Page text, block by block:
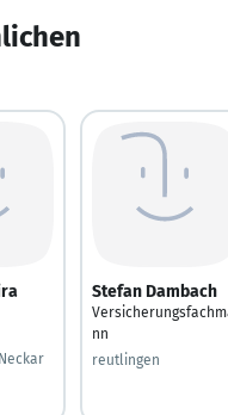
Stefan Dambach
nn
reutlingen